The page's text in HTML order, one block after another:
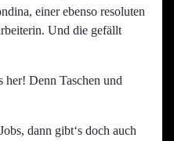
einer ebenso resoluten
Und die gefällt
her! Denn Taschen und
dann gibt‘s doch auch